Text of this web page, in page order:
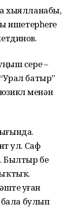
хыялланабыҙ,
ишетерһегеҙ
сере –
батыр”
менән
ул. Саф
беҙ
уҙған
бала булып